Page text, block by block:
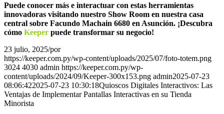
Puede conocer más e interactuar con estas herramientas
innovadoras visitando nuestro Show Room en nuestra casa
central sobre Facundo Machain 6680 en Asunción. ¡Descubra
cómo Keeper puede transformar su negocio!
23 julio, 2025/por
https://keeper.com.py/wp-content/uploads/2025/07/foto-totem.png
3024 4030 admin https://keeper.com.py/wp-
content/uploads/2024/09/Keeper-300x153.png admin2025-07-23
08:06:422025-07-23 10:30:18Quioscos Digitales Interactivos: Las
Ventajas de Implementar Pantallas Interactivas en su Tienda
Minorista